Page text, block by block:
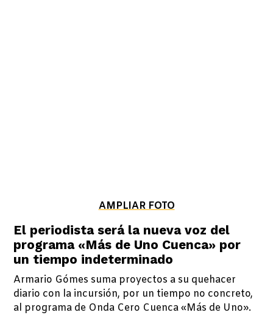
AMPLIAR FOTO
El periodista será la nueva voz del
programa «Más de Uno Cuenca» por
un tiempo indeterminado
Armario Gómes suma proyectos a su quehacer
diario con la incursión, por un tiempo no concreto,
al programa de Onda Cero Cuenca «Más de Uno».